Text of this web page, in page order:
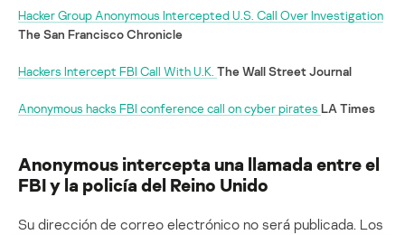
Hacker Group Anonymous Intercepted U.S. Call Over Investigation
The San Francisco Chronicle
Hackers Intercept FBI Call With U.K. The Wall Street Journal
Anonymous hacks FBI conference call on cyber pirates LA Times
Anonymous intercepta una llamada entre el
FBI y la policía del Reino Unido
Su dirección de correo electrónico no será publicada. Los